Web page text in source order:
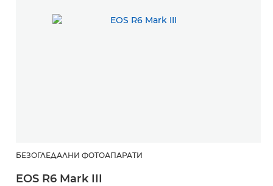
БЕЗОГЛЕДАЛНИ ФОТОАПАРАТИ
EOS R6 Mark III